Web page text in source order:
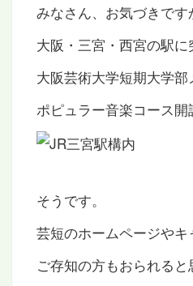
みなさん、お気づきです
大阪・三宮・西宮の駅に
大阪芸術大学短期大学
ポピュラー音楽コース開
そうです。
芸短のホームページや
ご存知の方もおられると